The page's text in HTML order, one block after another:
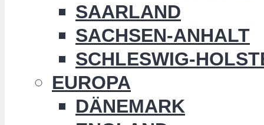
SAARLAND
SACHSEN-ANHALT
SCHLESWIG-
EUROPA
DÄNEMARK